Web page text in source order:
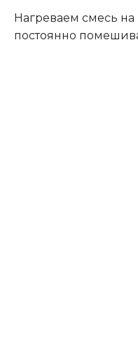
Нагреваем смесь
постоянно